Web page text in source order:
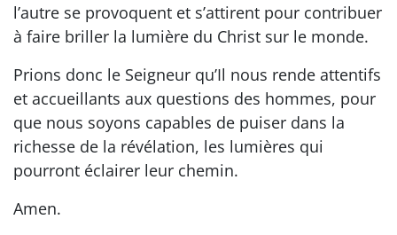
l’autre se provoquent et s’attirent pour contribuer
à faire briller la lumière du Christ sur le monde.
Prions donc le Seigneur qu’Il nous rende attentifs
et accueillants aux questions des hommes, pour
que nous soyons capables de puiser dans la
richesse de la révélation, les lumières qui
pourront éclairer leur chemin.
Amen.